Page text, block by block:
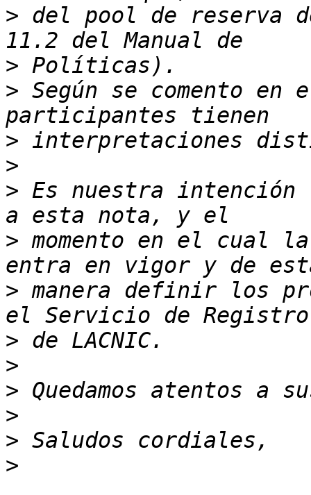
> del pool de reserva
>
> Según se comento
>
>
> Es nuestra intención
> momento en el cual
> manera definir los
>
>
>
>
>
>